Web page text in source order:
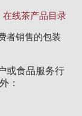
在线茶产品目录
者销售的包装
或食品服务行
：